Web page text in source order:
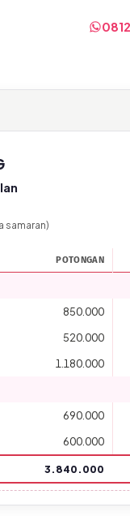
samaran)
POTONGAN
850.000
520.000
1.180.000
690.000
600.000
3.840.000